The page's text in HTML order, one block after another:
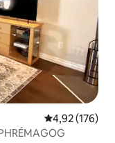
Évaluation
4,92 (176)